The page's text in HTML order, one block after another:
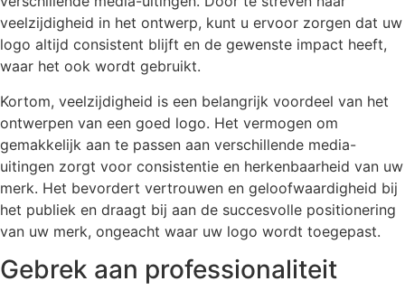
veelzijdigheid in het ontwerp, kunt u ervoor zorgen dat uw
logo altijd consistent blijft en de gewenste impact heeft,
waar het ook wordt gebruikt.
Kortom, veelzijdigheid is een belangrijk voordeel van het
ontwerpen van een goed logo. Het vermogen om
gemakkelijk aan te passen aan verschillende media-
uitingen zorgt voor consistentie en herkenbaarheid van uw
merk. Het bevordert vertrouwen en geloofwaardigheid bij
het publiek en draagt bij aan de succesvolle positionering
van uw merk, ongeacht waar uw logo wordt toegepast.
Gebrek aan professionaliteit